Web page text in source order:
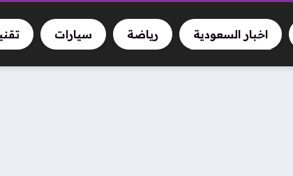
اخبار السعودية رياضة سيارات